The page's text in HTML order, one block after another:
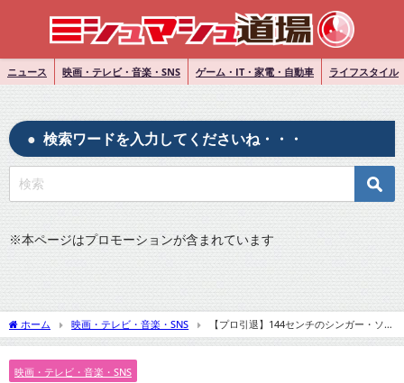
ニュース 映画・テレビ・音楽・SNS ゲーム・IT・家電・自動車 ライフスタイル
検索ワードを入力してくださいね・・・
※本ページはプロモーションが含まれています
ホーム 映画・テレビ・音楽・SNS
【プロ引退】144センチのシンガー・ソン
グライター『有希乃』の経歴・プロフィール！
映画・テレビ・音楽・SNS